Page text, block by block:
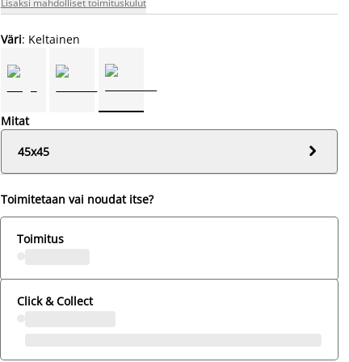
Väri: Keltainen
Mitat
45x45

Toimitetaan vai noudat itse?
Toimitus
Click & Collect